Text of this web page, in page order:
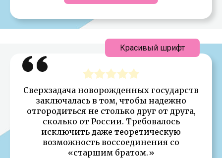
Сверхзадача новорожденных государств
заключалась в том, чтобы надежно
отгородиться не столько друг от друга,
сколько от России. Требовалось
исключить даже теоретическую
возможность воссоединения со
«старшим братом.»
Красивый шрифт